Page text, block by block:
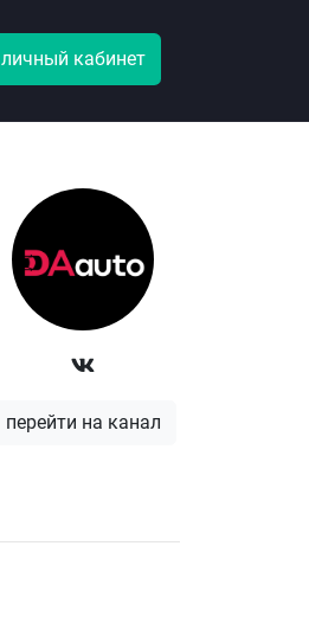
личный кабинет
перейти на канал